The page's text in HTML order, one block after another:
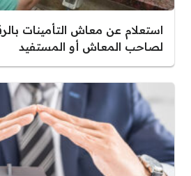
استعلام عن معاش التأمينات
لصاحب المعاش أو المستفيد